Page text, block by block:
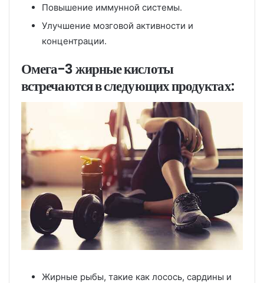
Повышение иммунной системы.
Улучшение мозговой активности и
концентрации.
Омега-3 жирные кислоты
встречаются в следующих продуктах:
Жирные рыбы, такие как лосось, сардины и